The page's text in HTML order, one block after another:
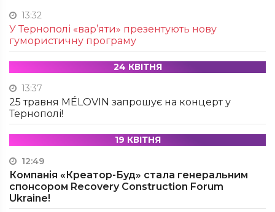
13:32
У Тернополі «вар’яти» презентують нову
гумористичну програму
24 КВІТНЯ
13:37
25 травня MÉLOVIN запрошує на концерт у
Тернополі!
19 КВІТНЯ
12:49
Компанія «Креатор-Буд» стала генеральним
спонсором Recovery Construction Forum
Ukraine!